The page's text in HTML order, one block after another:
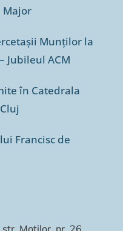
Major
Munților la
Jubileul ACM
în Catedrala
Francisc de
Moților, nr. 26